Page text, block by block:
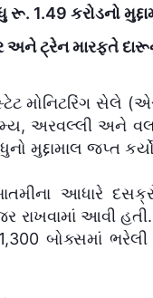
રૂ. 1.49 કરોડનો
ટ્રેન મારફતે
સ્ટેટ મોનિટરિંગ
અરવલ્લી અને
મુદ્દામાલ જપ્ત
આધારે
આવી
બોક્સમાં